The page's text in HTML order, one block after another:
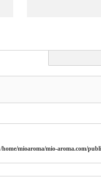
/home/mioaroma/mio-aroma.com/